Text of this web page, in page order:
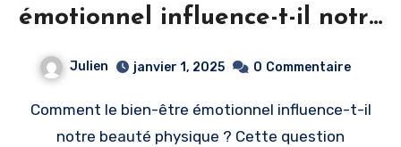
émotionnel influence-t-il notre
Julien janvier 1, 2025 0 Commentaire
Comment le bien-être émotionnel influence-t-il
notre beauté physique ? Cette question